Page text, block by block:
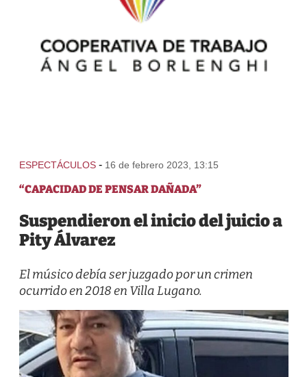
ESPECTÁCULOS - 16 de febrero 2023, 13:15
“CAPACIDAD DE PENSAR DAÑADA”
Suspendieron el inicio del juicio a
Pity Álvarez
El músico debía ser juzgado por un crimen
ocurrido en 2018 en Villa Lugano.